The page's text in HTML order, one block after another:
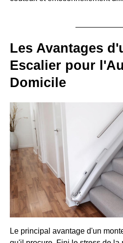
Les Avantages
Escalier pour
Domicile
Le principal avantage d'un